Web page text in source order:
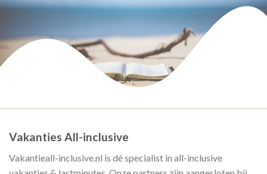
Vakanties All-inclusive
Vakantieall-inclusive.nl is dé specialist in all-inclusive